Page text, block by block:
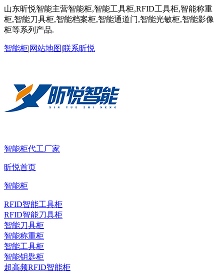
山东昕悦智能主营智能柜,智能工具柜,RFID工具柜,智能称重
柜,智能刀具柜,智能档案柜,智能通道门,智能光敏柜,智能影像
柜等系列产品.
智能柜|网站地图|联系昕悦
智能柜代工厂家
昕悦首页
智能柜
RFID智能工具柜
RFID智能刀具柜
智能刀具柜
智能称重柜
智能工具柜
智能钥匙柜
超高频RFID智能柜